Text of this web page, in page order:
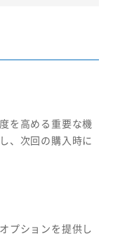
を高める重要な機
、次回の購入時に
プションを提供し